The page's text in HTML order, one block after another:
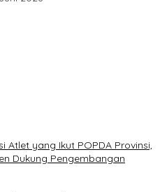
Atlet yang Ikut POPDA Provinsi,
Dukung Pengembangan